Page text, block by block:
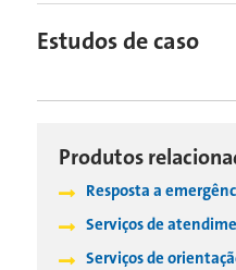
Estudos de caso
Produtos
Resposta a
Serviços de
Serviços de